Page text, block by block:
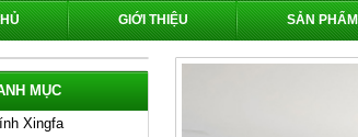
GIỚI THIỆU SẢN PHẨM
MỤC
Xingfa